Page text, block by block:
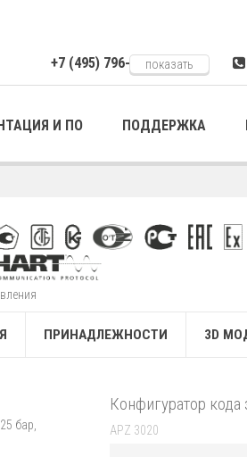
показать
+7 (495) 796-xxxxx
И ПО ПОДДЕРЖКА
ПРИНАДЛЕЖНОСТИ 3D
бар,
Конфигуратор кода